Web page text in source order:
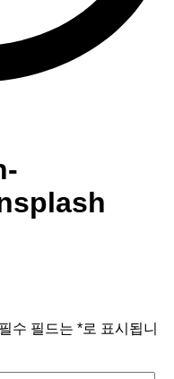
필수 필드는 *로 표시됩니